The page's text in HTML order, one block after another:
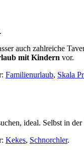
.
auch zahlreiche
mit Kindern vor.
Familienurlaub, Skala
ideal. Selbst in
Kekes, Schnorchler.